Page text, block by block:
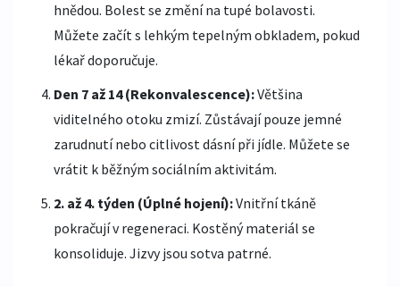
hnědou. Bolest se změní na tupé bolavosti.
Můžete začít s lehkým tepelným obkladem, pokud
lékař doporučuje.
Den 7 až 14 (Rekonvalescence):Většina
viditelného otoku zmizí. Zůstávají pouze jemné
zarudnutí nebo citlivost dásní při jídle. Můžete se
vrátit k běžným sociálním aktivitám.
2. až 4. týden (Úplné hojení):Vnitřní tkáně
pokračují v regeneraci. Kostěný materiál se
konsoliduje. Jizvy jsou sotva patrné.